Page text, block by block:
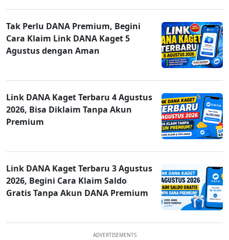
Tak Perlu DANA Premium, Begini
Cara Klaim Link DANA Kaget 5
Agustus dengan Aman
Link DANA Kaget Terbaru 4 Agustus
2026, Bisa Diklaim Tanpa Akun
Premium
Link DANA Kaget Terbaru 3 Agustus
2026, Begini Cara Klaim Saldo
Gratis Tanpa Akun DANA Premium
ADVERTISEMENTS